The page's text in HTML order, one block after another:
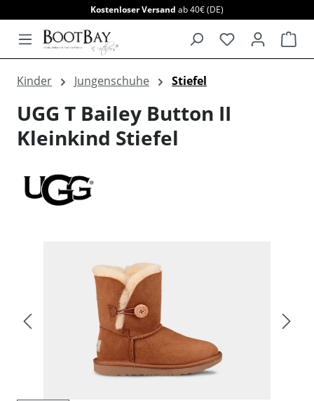
Kostenloser Versand ab 40€ (DE)
Kinder Jungenschuhe Stiefel
UGG T Bailey Button II
Kleinkind Stiefel